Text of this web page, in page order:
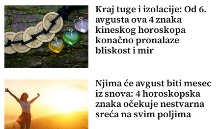
Kraj tuge i izolacije: Od 6.
avgusta ova 4 znaka
kineskog horoskopa
konačno pronalaze
bliskost i mir
Njima će avgust biti mesec
iz snova: 4 horoskopska
znaka očekuje nestvarna
sreća na svim poljima